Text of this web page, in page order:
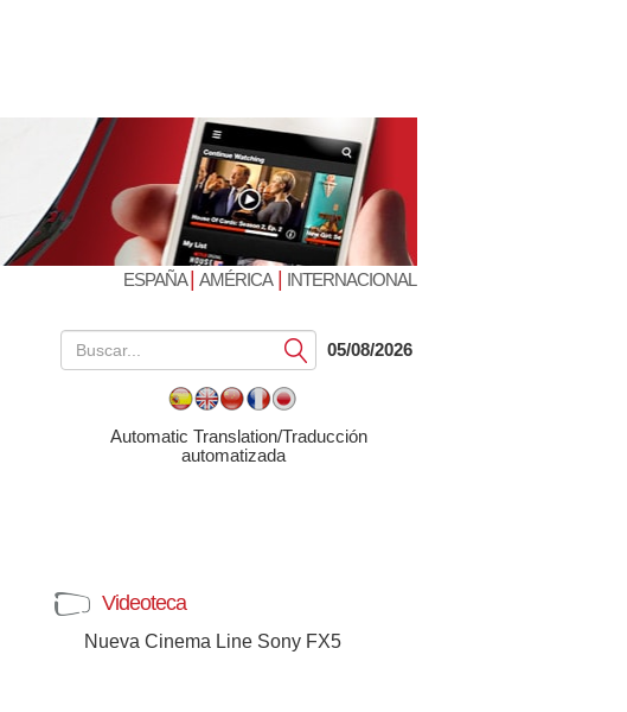
ESPAÑA| AMÉRICA| INTERNACIONAL
Submit05/08/2026
Automatic Translation/Traducción
automatizada
Videoteca
Nueva Cinema Line Sony FX5